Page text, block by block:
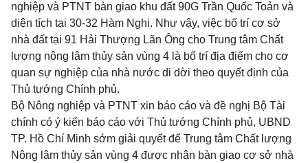
nghiệp và PTNT bàn giao khu đất 90G Trần Quốc Toản và
diện tích tại 30-32 Hàm Nghi. Như vậy, việc bố trí cơ sở
nhà đất tại 91 Hải Thượng Lãn Ông cho Trung tâm Chất
lượng nông lâm thủy sản vùng 4 là bố trí địa điểm cho cơ
quan sự nghiệp của nhà nước di dời theo quyết định của
Thủ tướng Chính phủ.
Bộ Nông nghiệp và PTNT xin báo cáo và đề nghị Bộ Tài
chính có ý kiến báo cáo với Thủ tướng Chính phủ, UBND
TP. Hồ Chí Minh sớm giải quyết để Trung tâm Chất lượng
Nông lâm thủy sản vùng 4 được nhận bàn giao cơ sở nhà